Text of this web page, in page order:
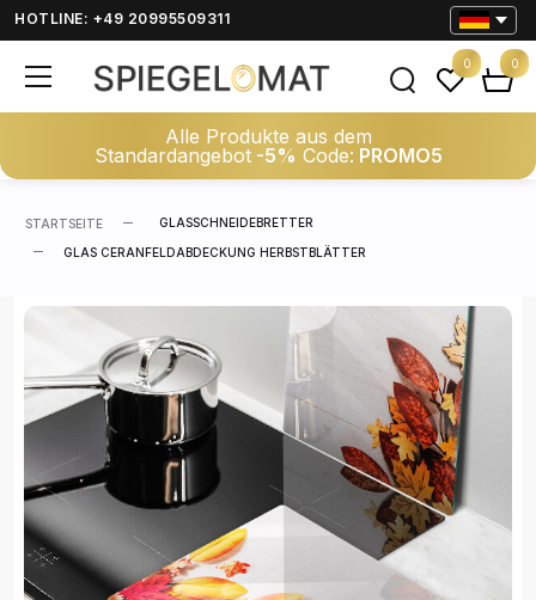
HOTLINE: +49 20995509311
Alle Produkte aus dem
Standardangebot-5% Code: PROMO5
0 0
STARTSEITE GLASSCHNEIDEBRETTER
GLAS CERANFELDABDECKUNG HERBSTBLÄTTER